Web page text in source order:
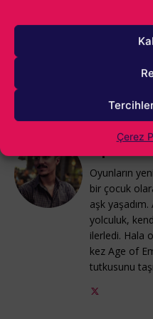
Çerez
Deliverance IIiçin de
Şimdilik
görüşlerinizi yorumlarda
paylaşabilirsiniz.
Oyunların
bir çocuk
aşk
yolculuk,
ilerledi. Hala
kez Age of
tutkusunu